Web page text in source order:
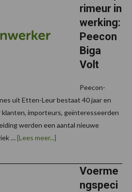
rimeur in
werking:
Peecon
Biga
Volt
Peecon-
uit Etten-Leur bestaat 40 jaar en
klanten, importeurs, geïnteresseerden
werden een aantal nieuwe
…[Lees meer...]
Voerme
ngspeci